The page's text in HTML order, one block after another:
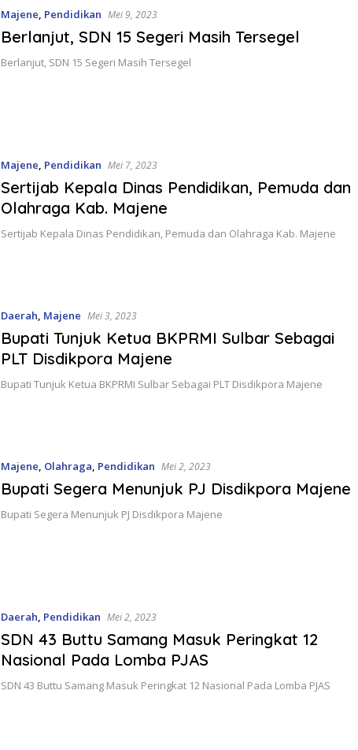
Majene, Pendidikan Mei 9, 2023
Berlanjut, SDN 15 Segeri Masih Tersegel
Berlanjut, SDN 15 Segeri Masih Tersegel
Majene, Pendidikan Mei 7, 2023
Sertijab Kepala Dinas Pendidikan, Pemuda dan
Olahraga Kab. Majene
Sertijab Kepala Dinas Pendidikan, Pemuda dan Olahraga Kab. Majene
Daerah, Majene Mei 3, 2023
Bupati Tunjuk Ketua BKPRMI Sulbar Sebagai
PLT Disdikpora Majene
Bupati Tunjuk Ketua BKPRMI Sulbar Sebagai PLT Disdikpora Majene
Majene, Olahraga, Pendidikan Mei 2, 2023
Bupati Segera Menunjuk PJ Disdikpora Majene
Bupati Segera Menunjuk PJ Disdikpora Majene
Daerah, Pendidikan Mei 2, 2023
SDN 43 Buttu Samang Masuk Peringkat 12
Nasional Pada Lomba PJAS
SDN 43 Buttu Samang Masuk Peringkat 12 Nasional Pada Lomba PJAS